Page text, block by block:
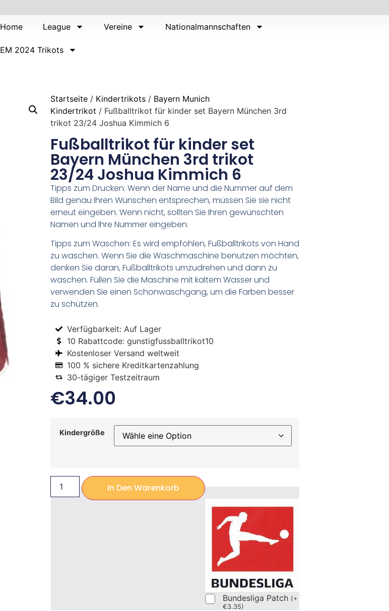
Home League Vereine Nationalmannschaften
EM 2024 Trikots
Startseite / Kindertrikots / Bayern Munich
Kindertrikot / Fußballtrikot für kinder set Bayern München 3rd
trikot 23/24 Joshua Kimmich 6
Fußballtrikot für kinder set
Bayern München 3rd trikot
23/24 Joshua Kimmich 6
Tipps zum Drucken: Wenn der Name und die Nummer auf dem
Bild genau Ihren Wünschen entsprechen, müssen Sie sie nicht
erneut eingeben. Wenn nicht, sollten Sie Ihren gewünschten
Namen und Ihre Nummer eingeben.
Tipps zum Waschen: Es wird empfohlen, Fußballtrikots von Hand
zu waschen. Wenn Sie die Waschmaschine benutzen möchten,
denken Sie daran, Fußballtrikots umzudrehen und dann zu
waschen. Füllen Sie die Maschine mit kaltem Wasser und
verwenden Sie einen Schonwaschgang, um die Farben besser
zu schützen.
Verfügbarkeit: Auf Lager
10 Rabattcode: gunstigfussballtrikot10
Kostenloser Versand weltweit
100 % sichere Kreditkartenzahlung
30-tägiger Testzeitraum
€34.00
Kindergröße
In Den Warenkorb
Bundesliga Patch (+
€3.35)